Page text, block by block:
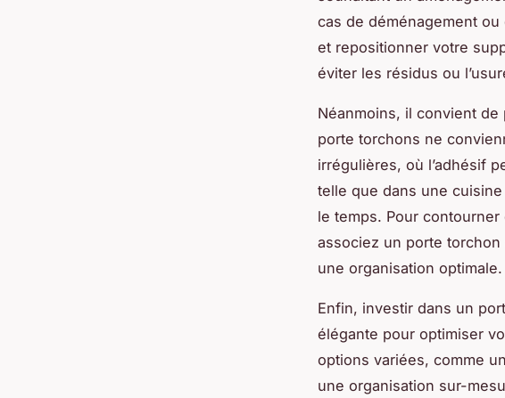
cas de déménagement
et repositionner votre
éviter les résidus ou
Néanmoins, il convient de
porte torchons ne
irrégulières, où l’adhésif
telle que dans une
le temps. Pour
associez un porte torchon
une organisation optimale.
Enfin, investir dans un
élégante pour optimiser
options variées, comme
une organisation sur-